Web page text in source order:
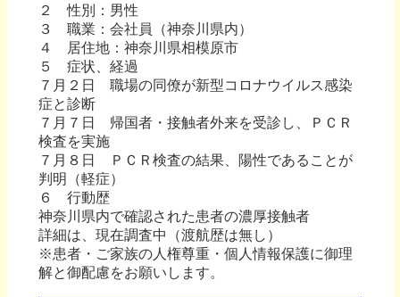
２ 性別：男性
３ 職業：会社員（神奈川県内）
４ 居住地：神奈川県相模原市
５ 症状、経過
７月２日 職場の同僚が新型コロナウイルス感染
症と診断
７月７日 帰国者・接触者外来を受診し、ＰＣＲ
検査を実施
７月８日 ＰＣＲ検査の結果、陽性であることが
判明（軽症）
６ 行動歴
神奈川県内で確認された患者の濃厚接触者
詳細は、現在調査中（渡航歴は無し）
※患者・ご家族の人権尊重・個人情報保護に御理
解と御配慮をお願いします。